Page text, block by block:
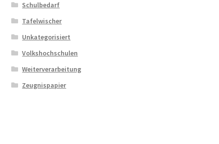
Schulbedarf
Tafelwischer
Unkategorisiert
Volkshochschulen
Weiterverarbeitung
Zeugnispapier